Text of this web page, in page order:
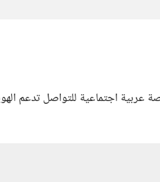
اجتماعية للتواصل تدعم